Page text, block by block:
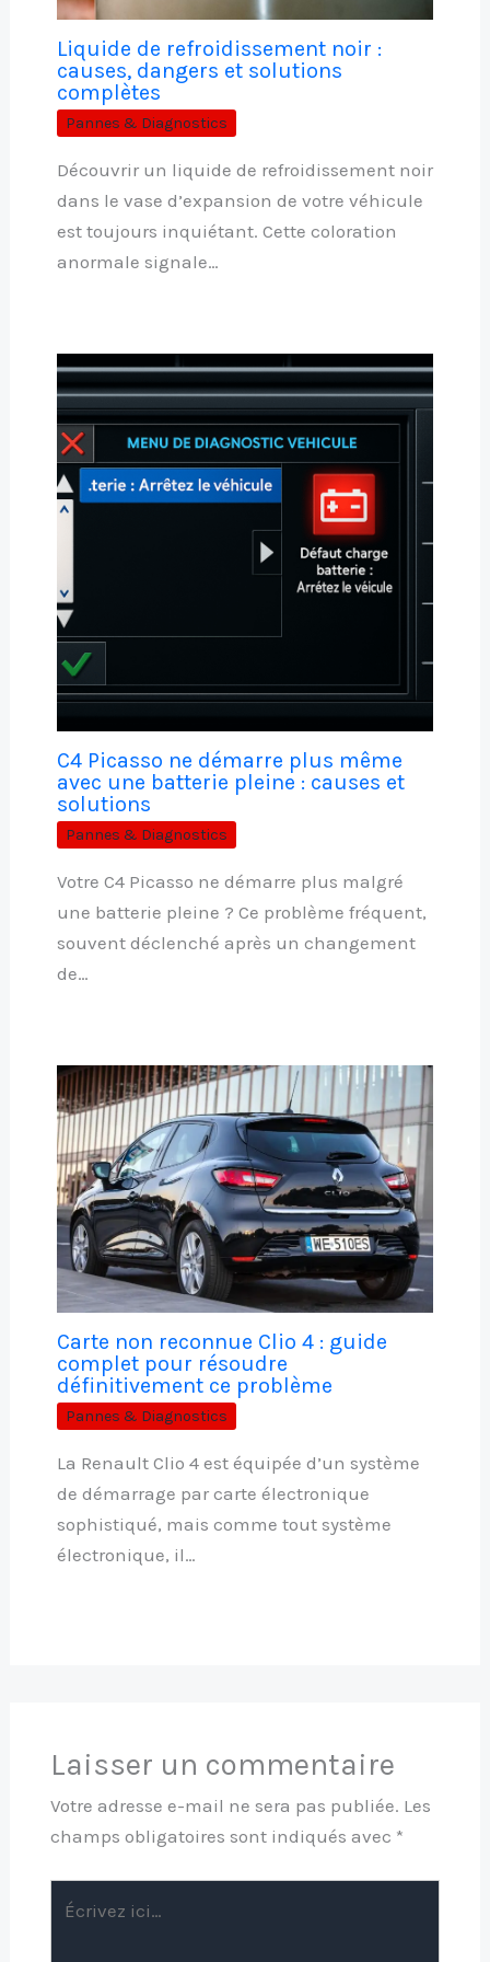
Liquide de refroidissement noir :
causes, dangers et solutions
complètes
Pannes & Diagnostics
Découvrir un liquide de refroidissement noir
dans le vase d’expansion de votre véhicule
est toujours inquiétant. Cette coloration
anormale signale…
C4 Picasso ne démarre plus même
avec une batterie pleine : causes et
solutions
Pannes & Diagnostics
Votre C4 Picasso ne démarre plus malgré
une batterie pleine ? Ce problème fréquent,
souvent déclenché après un changement
de…
Carte non reconnue Clio 4 : guide
complet pour résoudre
définitivement ce problème
Pannes & Diagnostics
La Renault Clio 4 est équipée d’un système
de démarrage par carte électronique
sophistiqué, mais comme tout système
électronique, il…
Laisser un commentaire
Votre adresse e-mail ne sera pas publiée. Les
champs obligatoires sont indiqués avec *
ici…